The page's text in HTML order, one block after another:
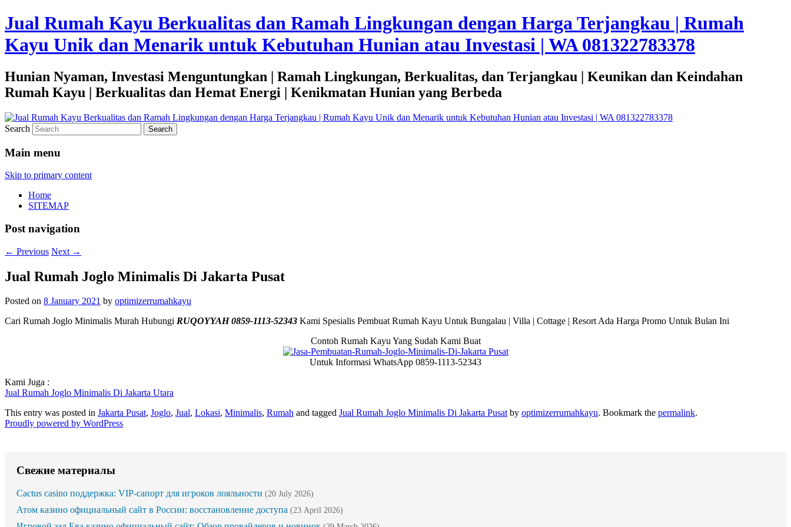
Jual Rumah Kayu Berkualitas dan Ramah Lingkungan dengan Harga Terjangkau | Rumah
Kayu Unik dan Menarik untuk Kebutuhan Hunian atau Investasi | WA 081322783378
Hunian Nyaman, Investasi Menguntungkan | Ramah Lingkungan, Berkualitas, dan Terjangkau | Keunikan dan Keindahan
Rumah Kayu | Berkualitas dan Hemat Energi | Kenikmatan Hunian yang Berbeda
Search
Main menu
Skip to primary content
Home
SITEMAP
Post navigation
← Previous Next →
Jual Rumah Joglo Minimalis Di Jakarta Pusat
Posted on 8 January 2021 by optimizerrumahkayu
Cari Rumah Joglo Minimalis Murah Hubungi RUQOYYAH 0859-1113-52343 Kami Spesialis Pembuat Rumah Kayu Untuk Bungalau | Villa | Cottage | Resort Ada Harga Promo Untuk Bulan Ini
Contoh Rumah Kayu Yang Sudah Kami Buat
Untuk Informasi WhatsApp 0859-1113-52343
Kami Juga :
Jual Rumah Joglo Minimalis Di Jakarta Utara
This entry was posted in Jakarta Pusat, Joglo, Jual, Lokasi, Minimalis, Rumah and tagged Jual Rumah Joglo Minimalis Di Jakarta Pusatby optimizerrumahkayu. Bookmark the permalink.
Proudly powered by WordPress
Свежие материалы
Cactus casino поддержка: VIP-сапорт для игроков лояльности (20 July 2026)
Атом казино официальный сайт в России: восстановление доступа (23 April 2026)